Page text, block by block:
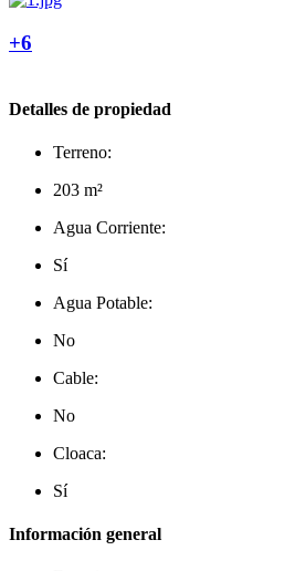
+6
Detalles de propiedad
Terreno:
203 m²
Agua Corriente:
Sí
Agua Potable:
No
Cable:
No
Cloaca:
Sí
Información general